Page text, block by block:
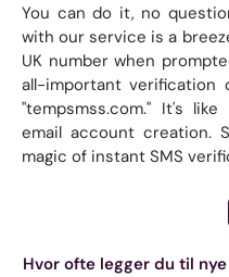
You can do it, no
with our service is a
UK number when
all-important verification
"tempsmss.com." It's
email account creation.
magic of instant SMS
Hvor ofte legger du til